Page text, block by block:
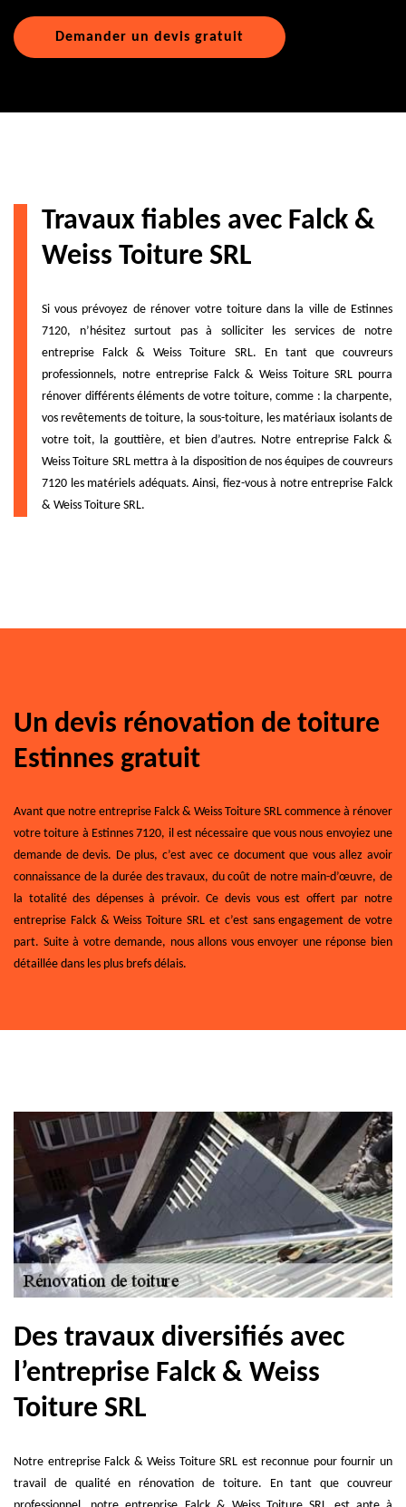
Demander un devis gratuit
Travaux fiables avec Falck &
Weiss Toiture SRL
Si vous prévoyez de rénover votre toiture dans la ville de Estinnes
7120, n’hésitez surtout pas à solliciter les services de notre
entreprise Falck & Weiss Toiture SRL. En tant que couvreurs
professionnels, notre entreprise Falck & Weiss Toiture SRL pourra
rénover différents éléments de votre toiture, comme : la charpente,
vos revêtements de toiture, la sous-toiture, les matériaux isolants de
votre toit, la gouttière, et bien d’autres. Notre entreprise Falck &
Weiss Toiture SRL mettra à la disposition de nos équipes de couvreurs
7120 les matériels adéquats. Ainsi, fiez-vous à notre entreprise Falck
& Weiss Toiture SRL.
Un devis rénovation de toiture
Estinnes gratuit
Avant que notre entreprise Falck & Weiss Toiture SRL commence à rénover
votre toiture à Estinnes 7120, il est nécessaire que vous nous envoyiez une
demande de devis. De plus, c’est avec ce document que vous allez avoir
connaissance de la durée des travaux, du coût de notre main-d’œuvre, de
la totalité des dépenses à prévoir. Ce devis vous est offert par notre
entreprise Falck & Weiss Toiture SRL et c’est sans engagement de votre
part. Suite à votre demande, nous allons vous envoyer une réponse bien
détaillée dans les plus brefs délais.
Des travaux diversifiés avec
l’entreprise Falck & Weiss
Toiture SRL
Notre entreprise Falck & Weiss Toiture SRL est reconnue pour fournir un
travail de qualité en rénovation de toiture. En tant que couvreur